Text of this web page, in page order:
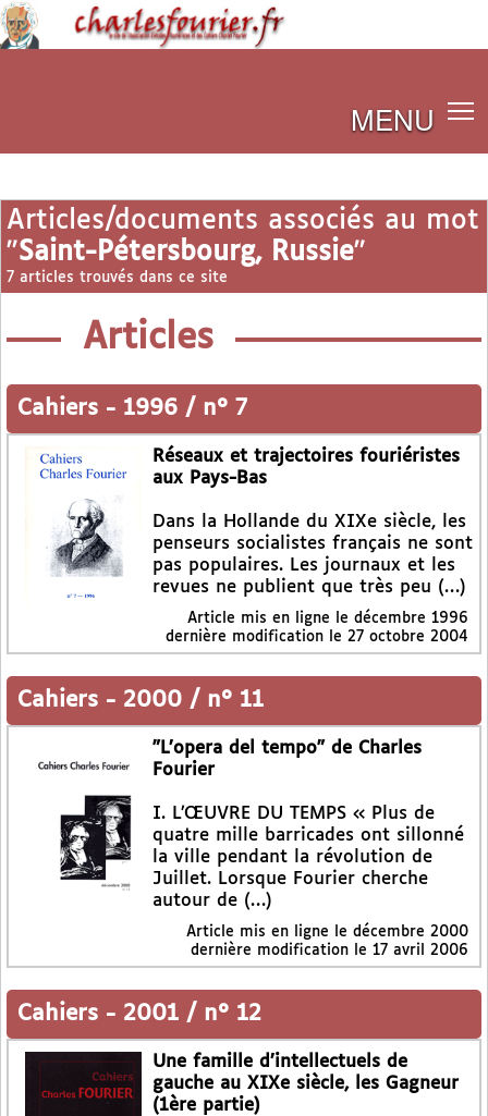
MENU
Articles/documents associés au mot
"Saint-Pétersbourg, Russie"
7 articles trouvés dans ce site
Articles
Cahiers - 1996 / n° 7
Réseaux et trajectoires fouriéristes
aux Pays-Bas
Dans la Hollande du XIXe siècle, les
penseurs socialistes français ne sont
pas populaires. Les journaux et les
revues ne publient que très peu (…)
Article mis en ligne le décembre 1996
dernière modification le 27 octobre 2004
Cahiers - 2000 / n° 11
"L’opera del tempo" de Charles
Fourier
I. L’ŒUVRE DU TEMPS « Plus de
quatre mille barricades ont sillonné
la ville pendant la révolution de
Juillet. Lorsque Fourier cherche
autour de (…)
Article mis en ligne le décembre 2000
dernière modification le 17 avril 2006
Cahiers - 2001 / n° 12
Une famille d’intellectuels de
gauche au XIXe siècle, les Gagneur
(1ère partie)